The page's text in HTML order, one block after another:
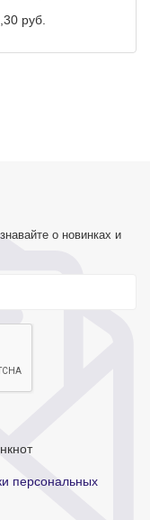
руб.
о новинках и
персональных